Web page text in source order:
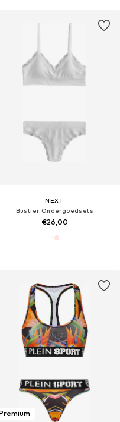
NEXT
Bustier Ondergoedsets
€26,00